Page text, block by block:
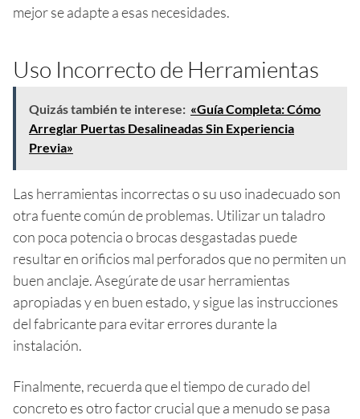
mejor se adapte a esas necesidades.
Uso Incorrecto de Herramientas
Quizás también te interese: «Guía Completa: Cómo
Arreglar Puertas Desalineadas Sin Experiencia
Previa»
Las herramientas incorrectas o su uso inadecuado son
otra fuente común de problemas. Utilizar un taladro
con poca potencia o brocas desgastadas puede
resultar en orificios mal perforados que no permiten un
buen anclaje. Asegúrate de usar herramientas
apropiadas y en buen estado, y sigue las instrucciones
del fabricante para evitar errores durante la
instalación.
Finalmente, recuerda que el tiempo de curado del
concreto es otro factor crucial que a menudo se pasa